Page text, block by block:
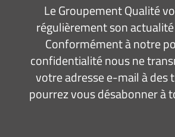
Le Groupement Qualité
régulièrement son
Conformément à notre
confidentialité nous ne
votre adresse e-mail à des
pourrez vous désabonner à